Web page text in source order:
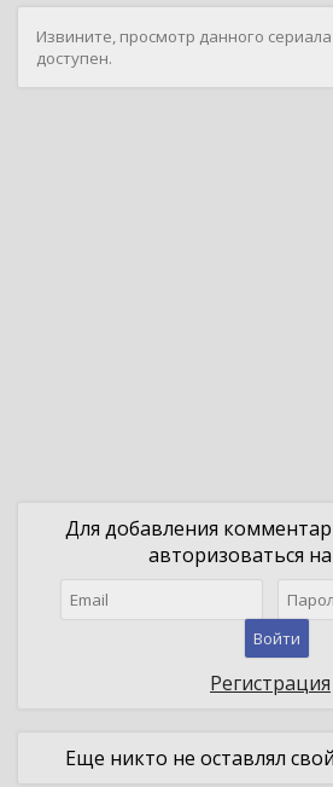
Извините, просмотр данного
доступен.
Для добавления
авторизоваться на
Войти
Регистрация
Еще никто не оставлял